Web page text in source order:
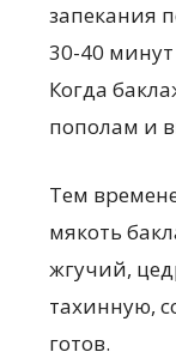
запекания
30-40
Когда
пополам и
Тем
мякоть
жгучий,
тахинную,
готов.